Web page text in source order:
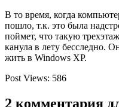
В то время, когда
пошло, т.к. это была
поймет, что такую
канула в лету бесследно.
жить в Windows XP.
Post Views: 586
2 комментария